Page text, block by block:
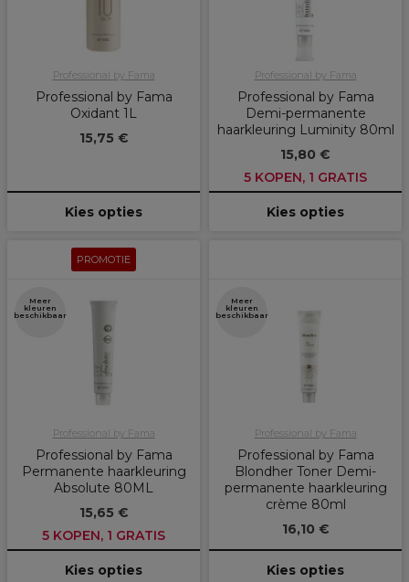
Professional by Fama
Professional by Fama
Oxidant 1L
15,75 €
Kies opties
Professional by Fama
Professional by Fama
Demi-permanente
haarkleuring Luminity 80ml
15,80 €
5 KOPEN, 1 GRATIS
Kies opties
PROMOTIE
Meer
kleuren
beschikbaar
Professional by Fama
Professional by Fama
Permanente haarkleuring
Absolute 80ML
15,65 €
5 KOPEN, 1 GRATIS
Kies opties
Meer
kleuren
beschikbaar
Professional by Fama
Professional by Fama
Blondher Toner Demi-
permanente haarkleuring
crème 80ml
16,10 €
Kies opties